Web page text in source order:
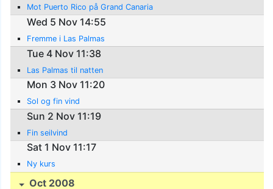
Mot Puerto Rico på Grand Canaria
Wed 5 Nov 14:55
Fremme i Las Palmas
Tue 4 Nov 11:38
Las Palmas til natten
Mon 3 Nov 11:20
Sol og fin vind
Sun 2 Nov 11:19
Fin seilvind
Sat 1 Nov 11:17
Ny kurs
Oct 2008